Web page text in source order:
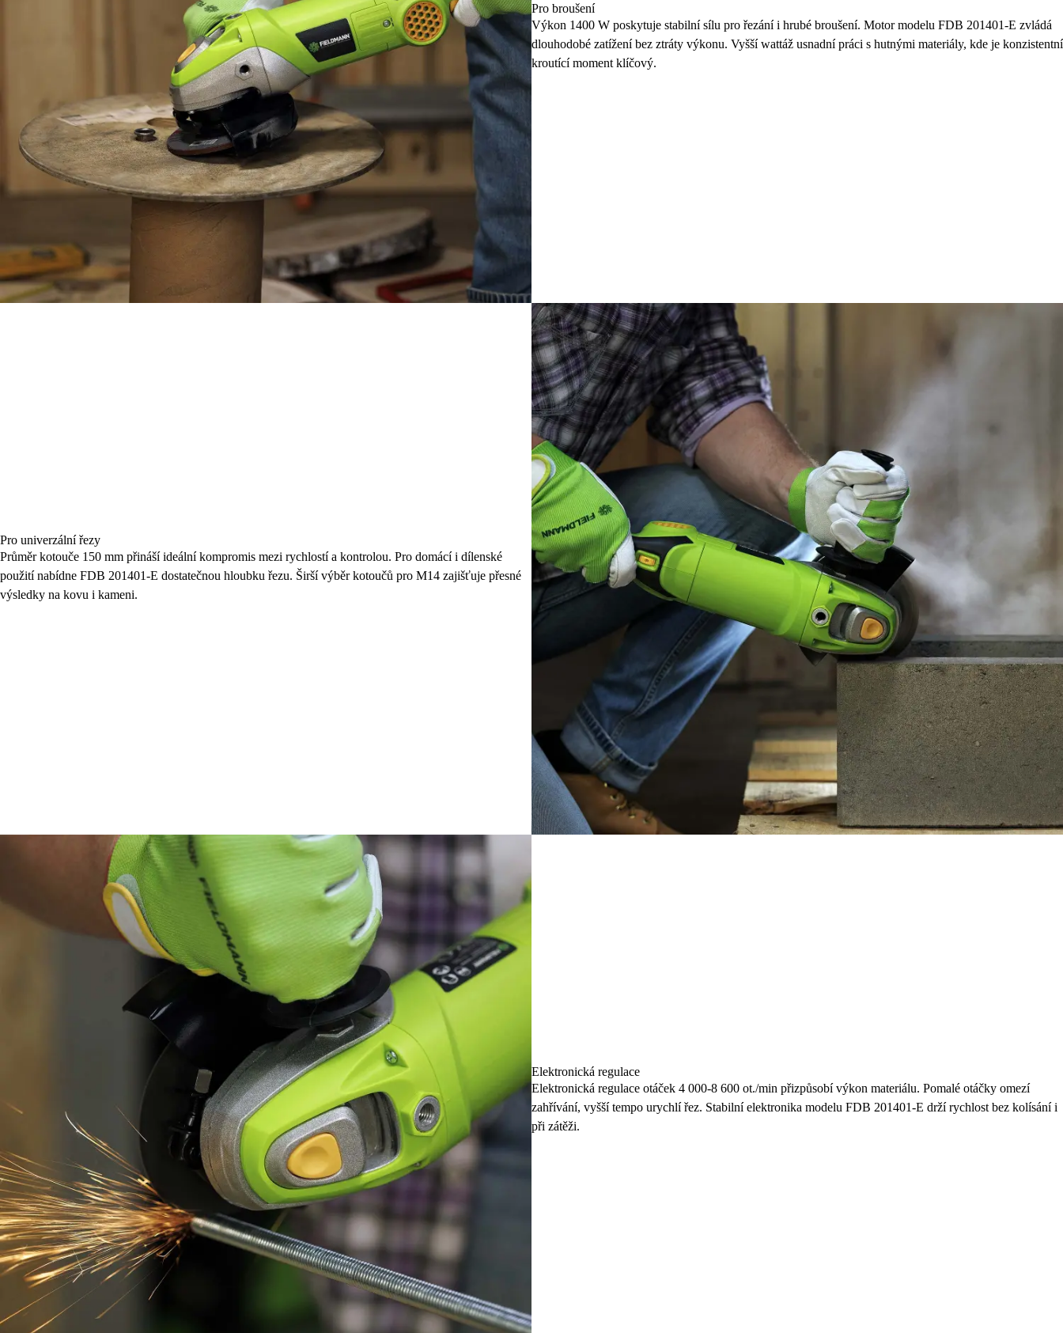
Pro broušení
Výkon 1400 W poskytuje stabilní sílu pro řezání i hrubé broušení. Motor modelu FDB 201401-E zvládá
dlouhodobé zatížení bez ztráty výkonu. Vyšší wattáž usnadní práci s hutnými materiály, kde je konzistentní
kroutící moment klíčový.
Pro univerzální řezy
Průměr kotouče 150 mm přináší ideální kompromis mezi rychlostí a kontrolou. Pro domácí i dílenské
použití nabídne FDB 201401-E dostatečnou hloubku řezu. Širší výběr kotoučů pro M14 zajišťuje přesné
výsledky na kovu i kameni.
Elektronická regulace
Elektronická regulace otáček 4 000-8 600 ot./min přizpůsobí výkon materiálu. Pomalé otáčky omezí
zahřívání, vyšší tempo urychlí řez. Stabilní elektronika modelu FDB 201401-E drží rychlost bez kolísání i
při zátěži.